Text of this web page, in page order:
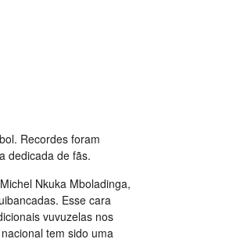
Recordes foram
dedicada de fãs.
Nkuka Mboladinga,
Esse cara
vuvuzelas nos
tem sido uma